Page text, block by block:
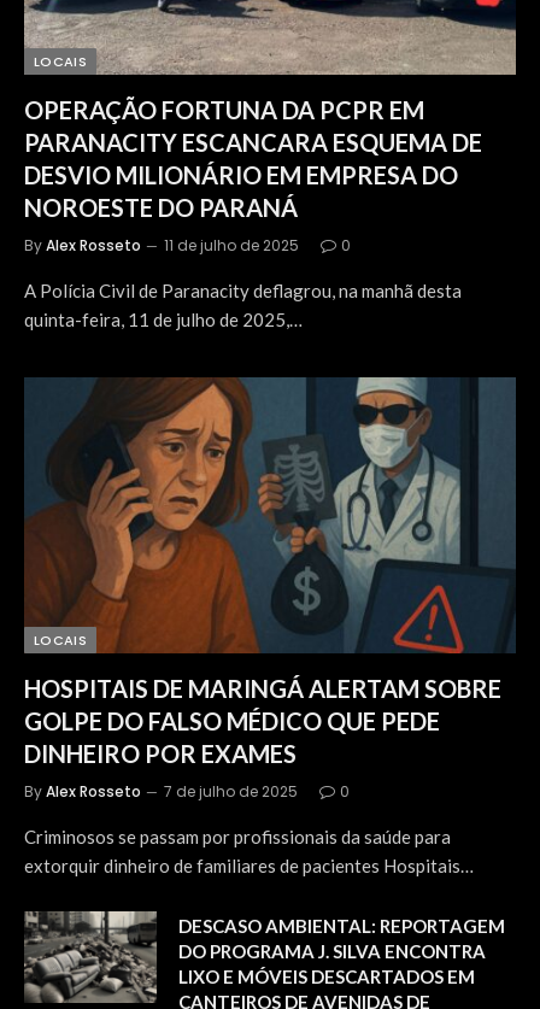
LOCAIS
OPERAÇÃO FORTUNA DA PCPR EM
PARANACITY ESCANCARA ESQUEMA DE
DESVIO MILIONÁRIO EM EMPRESA DO
NOROESTE DO PARANÁ
ByAlex Rosseto 11 de julho de 2025 0
A Polícia Civil de Paranacity deflagrou, na manhã desta
quinta-feira, 11 de julho de 2025,…
LOCAIS
HOSPITAIS DE MARINGÁ ALERTAM SOBRE
GOLPE DO FALSO MÉDICO QUE PEDE
DINHEIRO POR EXAMES
ByAlex Rosseto 7 de julho de 2025 0
Criminosos se passam por profissionais da saúde para
extorquir dinheiro de familiares de pacientes Hospitais…
DESCASO AMBIENTAL: REPORTAGEM
DO PROGRAMA J. SILVA ENCONTRA
LIXO E MÓVEIS DESCARTADOS EM
CANTEIROS DE AVENIDAS DE